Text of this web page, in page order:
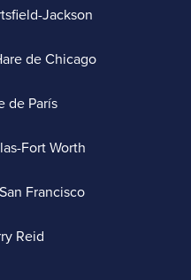
Jackson
de Chicago
de París
Fort Worth
Francisco
Reid